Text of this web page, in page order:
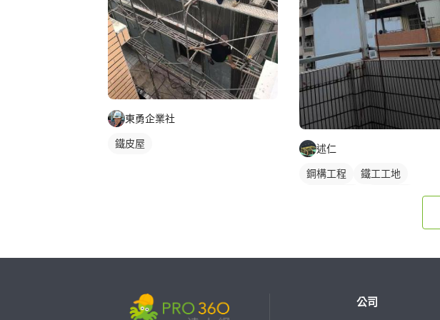
東勇企業社
鐵皮屋 述仁
鋼構工程
鐵工工地
公司